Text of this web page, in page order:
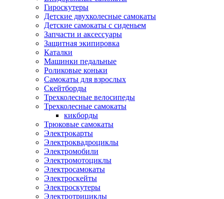
Гироскутеры
Детские двухколесные самокаты
Детские самокаты с сиденьем
Запчасти и аксессуары
Защитная экипировка
Каталки
Машинки педальные
Роликовые коньки
Самокаты для взрослых
Скейтборды
Трехколесные велосипеды
Трехколесные самокаты
кикборды
Трюковые самокаты
Электрокарты
Электроквадроциклы
Электромобили
Электромотоциклы
Электросамокаты
Электроскейты
Электроскутеры
Электротрициклы